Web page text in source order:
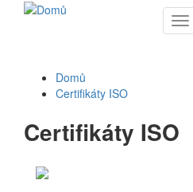
Domů
Certifikáty ISO
Certifikáty ISO